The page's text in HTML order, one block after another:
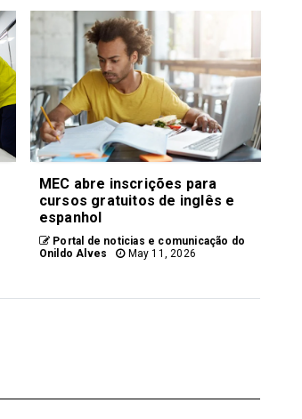
MEC abre inscrições para
cursos gratuitos de inglês e
espanhol
Portal de noticias e comunicação do
Onildo Alves
May 11, 2026